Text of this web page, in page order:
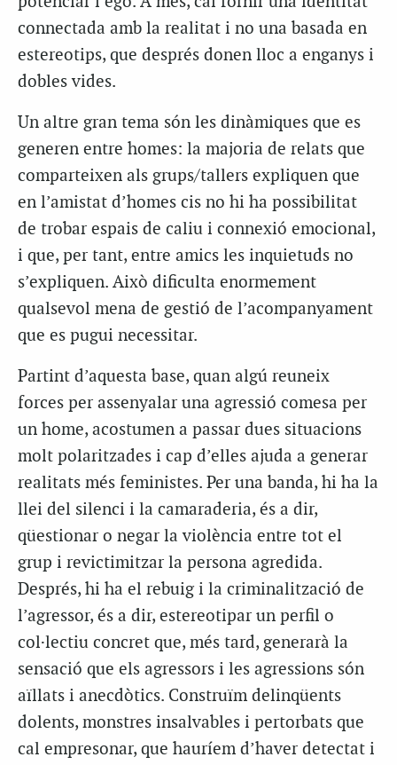
connectada amb la realitat i no una basada en
estereotips, que després donen lloc a enganys i
dobles vides.
Un altre gran tema són les dinàmiques que es
generen entre homes: la majoria de relats que
comparteixen als grups/tallers expliquen que
en l’amistat d’homes cis no hi ha possibilitat
de trobar espais de caliu i connexió emocional,
i que, per tant, entre amics les inquietuds no
s’expliquen. Això dificulta enormement
qualsevol mena de gestió de l’acompanyament
que es pugui necessitar.
Partint d’aquesta base, quan algú reuneix
forces per assenyalar una agressió comesa per
un home, acostumen a passar dues situacions
molt polaritzades i cap d’elles ajuda a generar
realitats més feministes. Per una banda, hi ha la
llei del silenci i la camaraderia, és a dir,
qüestionar o negar la violència entre tot el
grup i revictimitzar la persona agredida.
Després, hi ha el rebuig i la criminalització de
l’agressor, és a dir, estereotipar un perfil o
col·lectiu concret que, més tard, generarà la
sensació que els agressors i les agressions són
aïllats i anecdòtics. Construïm delinqüents
dolents, monstres insalvables i pertorbats que
cal empresonar, que hauríem d’haver detectat i